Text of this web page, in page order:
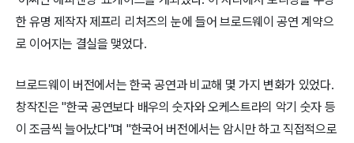
한 유명 제작자 제프리 리처즈의 눈에 들어 브로드웨이 공연 계약으
로 이어지는 결실을 맺었다.
브로드웨이 버전에서는 한국 공연과 비교해 몇 가지 변화가 있었다.
창작진은 "한국 공연보다 배우의 숫자와 오케스트라의 악기 숫자 등
이 조금씩 늘어났다"며 "한국어 버전에서는 암시만 하고 직접적으로